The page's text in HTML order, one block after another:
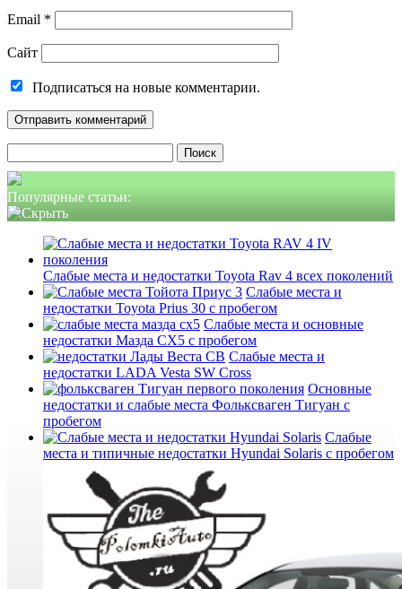
Email *
Сайт
Подписаться на новые комментарии.
Популярные статьи:
Слабые места и недостатки Toyota Rav 4 всех поколений
Слабые места и
недостатки Toyota Prius 30 с пробегом
Слабые места и основные
недостатки Мазда СХ5 с пробегом
Слабые места и
недостатки LADA Vesta SW Cross
Основные
недостатки и слабые места Фольксваген Тигуан с
пробегом
Слабые
места и типичные недостатки Hyundai Solaris с пробегом